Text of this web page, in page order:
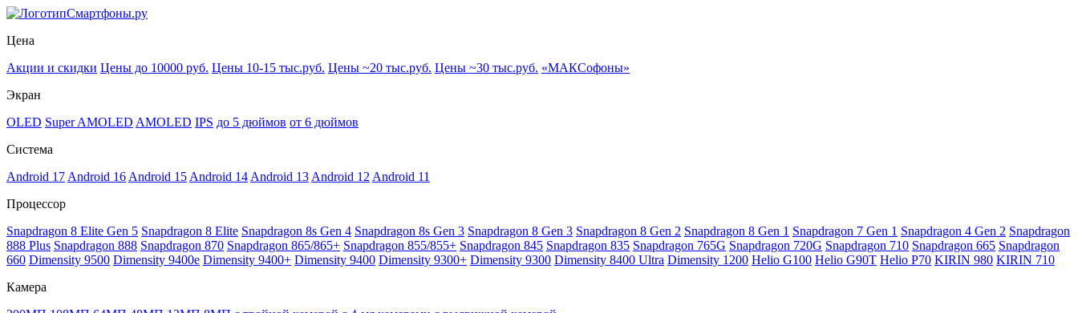
Смартфоны.ру
Цена
Акции и скидки Цены до 10000 руб. Цены 10-15 тыс.руб. Цены ~20 тыс.руб. Цены ~30 тыс.руб. «МАКСофоны»
Экран
OLED Super AMOLED AMOLED IPS до 5 дюймов от 6 дюймов
Система
Android 17 Android 16 Android 15 Android 14 Android 13 Android 12 Android 11
Процессор
Snapdragon 8 Elite Gen 5 Snapdragon 8 Elite Snapdragon 8s Gen 4 Snapdragon 8s Gen 3 Snapdragon 8 Gen 3 Snapdragon 8 Gen 2 Snapdragon 8 Gen 1 Snapdragon 7 Gen 1 Snapdragon 4 Gen 2 Snapdragon
888 Plus Snapdragon 888 Snapdragon 870 Snapdragon 865/865+ Snapdragon 855/855+ Snapdragon 845 Snapdragon 835 Snapdragon 765G Snapdragon 720G Snapdragon 710 Snapdragon 665 Snapdragon
660 Dimensity 9500 Dimensity 9400e Dimensity 9400+ Dimensity 9400 Dimensity 9300+ Dimensity 9300 Dimensity 8400 Ultra Dimensity 1200 Helio G100 Helio G90T Helio P70 KIRIN 980 KIRIN 710
Камера